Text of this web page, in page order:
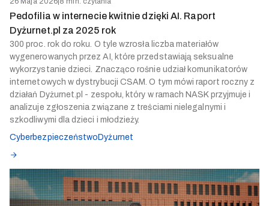
Pedofilia w internecie kwitnie dzięki AI. Raport
Dyżurnet.pl za 2025 rok
300 proc. rok do roku. O tyle wzrosła liczba materiałów
wygenerowanych przez AI, które przedstawiają seksualne
wykorzystanie dzieci. Znacząco rośnie udział komunikatorów
internetowych w dystrybucji CSAM. O tym mówi raport roczny z
działań Dyżurnet.pl - zespołu, który w ramach NASK przyjmuje i
analizuje zgłoszenia związane z treściami nielegalnymi i
szkodliwymi dla dzieci i młodzieży.
Cyberbezpieczeństwo Dyżurnet